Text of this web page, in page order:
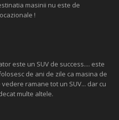
masinii nu este de
!
este un SUV de success.... este
de ani de zile ca masina de
ramane tot un SUV... dar cu
multe altele.